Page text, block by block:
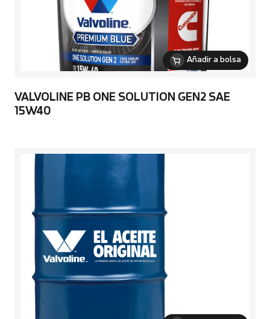
Añadir a bolsa
VALVOLINE PB ONE SOLUTION GEN2 SAE
15W40